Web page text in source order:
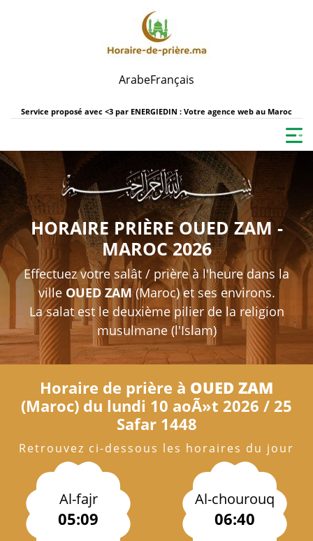
ArabeFrançais
Service proposé avec <3 par ENERGIEDIN : Votre agence web au Maroc
HORAIRE PRIÈRE OUED ZAM -
MAROC 2026
Effectuez votre salât / prière à l'heure dans la
ville OUED ZAM(Maroc) et ses environs.
La salat est le deuxième pilier de la religion
musulmane (l'Islam)
Horaire de prière à OUED ZAM
(Maroc) du lundi 10 aoÃ»t 2026 / 25
Safar 1448
Retrouvez ci-dessous les horaires du jour
Al-fajr
05:09
Al-chourouq
06:40